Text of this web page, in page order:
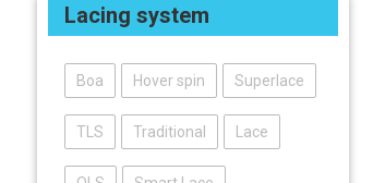
Lacing system
Boa Hover spin Superlace
TLS Traditional Lace